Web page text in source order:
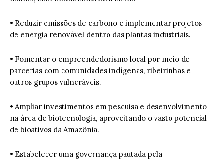
• Reduzir emissões de carbono e implementar projetos
de energia renovável dentro das plantas industriais.
• Fomentar o empreendedorismo local por meio de
parcerias com comunidades indígenas, ribeirinhas e
outros grupos vulneráveis.
• Ampliar investimentos em pesquisa e desenvolvimento
na área de biotecnologia, aproveitando o vasto potencial
de bioativos da Amazônia.
• Estabelecer uma governança pautada pela